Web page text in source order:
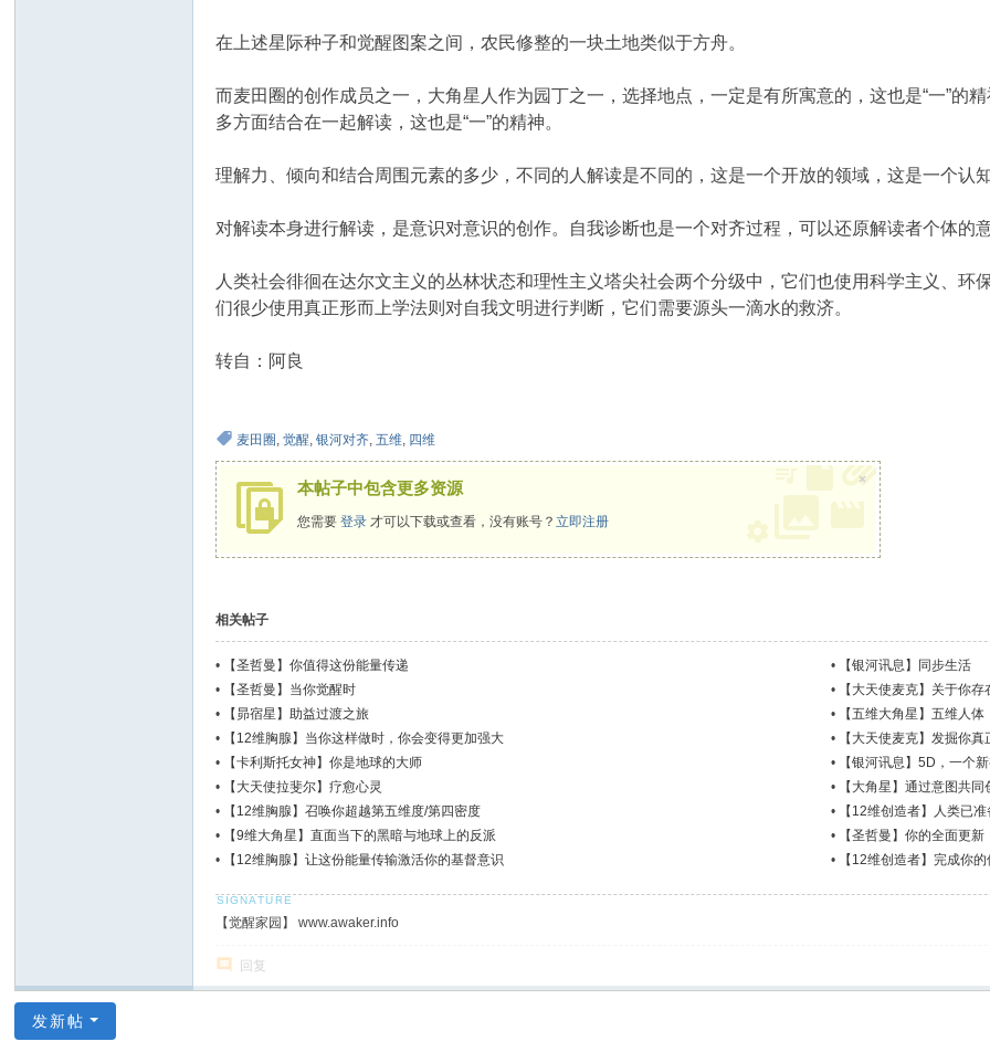
在上述星际种子和觉醒图案之间，农民修整的一块土地类似于方舟。
而麦田圈的创作成员之一，大角星人作为园丁之一，选择地点，一定是有所寓意的，这也是“一”的
多方面结合在一起解读，这也是“一”的精神。
理解力、倾向和结合周围元素的多少，不同的人解读是不同的，这是一个开放的领域，这是一个认
对解读本身进行解读，是意识对意识的创作。自我诊断也是一个对齐过程，可以还原解读者个体的
人类社会徘徊在达尔文主义的丛林状态和理性主义塔尖社会两个分级中，它们也使用科学主义、
们很少使用真正形而上学法则对自我文明进行判断，它们需要源头一滴水的救济。
转自：阿良
麦田圈 ,觉醒,银河对齐,五维, 四维
本帖子中包含更多资源
您需要登录 才可以下载或查看，没有账号？立即注册
×
相关帖子
• 【圣哲曼】你值得这份能量传递 •
【银河讯息】同步生活
•
【圣哲曼】当你觉醒时 •
【大天使麦克】关于你
•
【昴宿星】助益过渡之旅 •
【五维大角星】五维人体
•
【12维胸腺】当你这样做时，你会变得更加强大 •
【大天使麦克】发掘你真
•
【卡利斯托女神】你是地球的大师 •
【银河讯息】5D，一个
•
【大天使拉斐尔】疗愈心灵 •
【大角星】通过意图共
•
【12维胸腺】召唤你超越第五维度/第四密度 •
【12维创造者】人类已
•
【9维大角星】直面当下的黑暗与地球上的反派 •
【圣哲曼】你的全面更新
•
【12维胸腺】让这份能量传输激活你的基督意识 • 【12维创造者】完成你
【觉醒家园】 www.awaker.info
回复
发新帖